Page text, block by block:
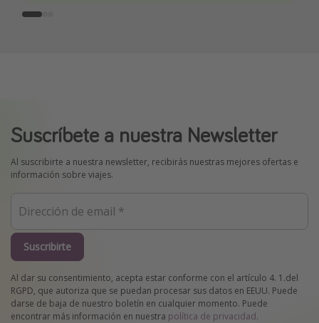
Suscríbete a nuestra Newsletter
Al suscribirte a nuestra newsletter, recibirás nuestras mejores ofertas e
información sobre viajes.
Suscribirte
Al dar su consentimiento, acepta estar conforme con el artículo 4. 1.del
RGPD, que autoriza que se puedan procesar sus datos en EEUU. Puede
darse de baja de nuestro boletín en cualquier momento. Puede
encontrar más información en nuestra política de privacidad.